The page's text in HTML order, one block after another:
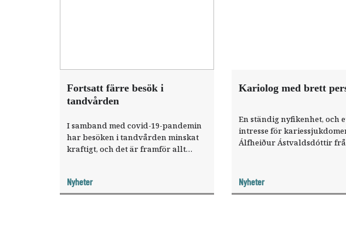
Fortsatt färre besök i
tandvården
I samband med covid-19-pandemin
har besöken i tandvården minskat
kraftigt, och det är framför allt
uteblir. Det visar ett nytt faktablad
från Socialstyrelsen.
Nyheter
Kariolog med brett
En ständig nyfikenhet, och
intresse för
Álfheiður Ástvaldsdóttir
sakkunnig vid
Nyheter